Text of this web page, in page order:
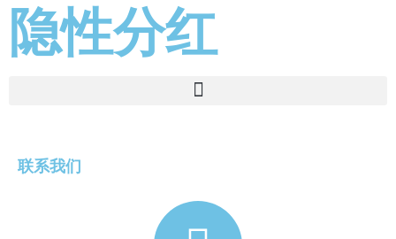
隐性分红
联系我们